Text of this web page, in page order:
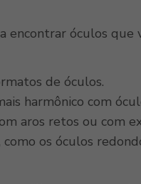
óculos que
de óculos.
harmônico com
aros retos ou com
os óculos